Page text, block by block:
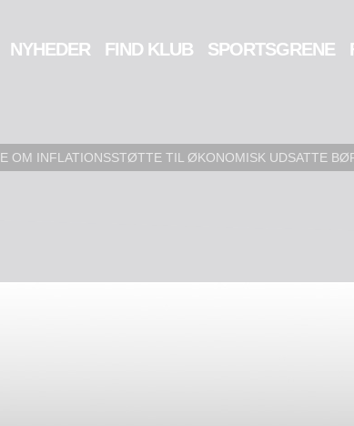
NYHEDER FIND KLUB SPORTSGRENE
OM INFLATIONSSTØTTE TIL ØKONOMISK UDSATTE